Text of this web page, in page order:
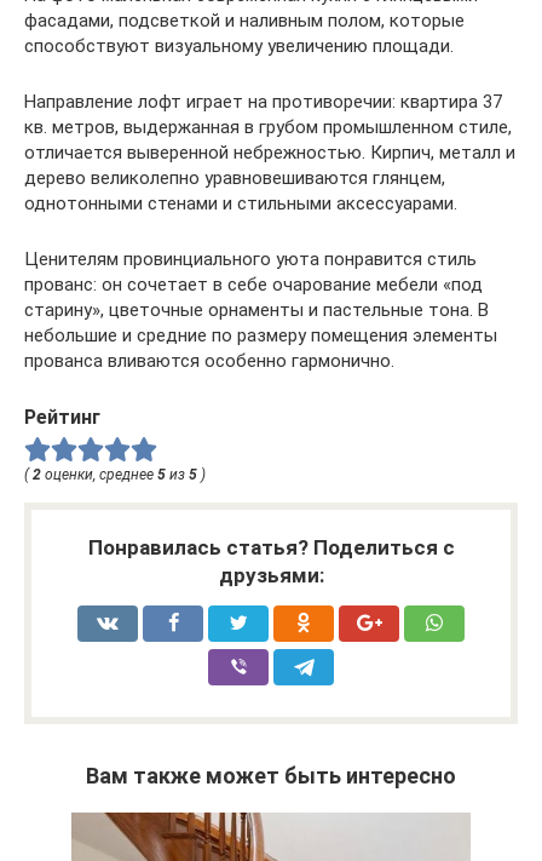
фасадами, подсветкой и наливным полом, которые
способствуют визуальному увеличению площади.
Направление лофт играет на противоречии: квартира 37
кв. метров, выдержанная в грубом промышленном стиле,
отличается выверенной небрежностью. Кирпич, металл и
дерево великолепно уравновешиваются глянцем,
однотонными стенами и стильными аксессуарами.
Ценителям провинциального уюта понравится стиль
прованс: он сочетает в себе очарование мебели «под
старину», цветочные орнаменты и пастельные тона. В
небольшие и средние по размеру помещения элементы
прованса вливаются особенно гармонично.
Рейтинг
( 2 оценки, среднее 5 из 5 )
Понравилась статья? Поделиться с
друзьями:
Вам также может быть интересно